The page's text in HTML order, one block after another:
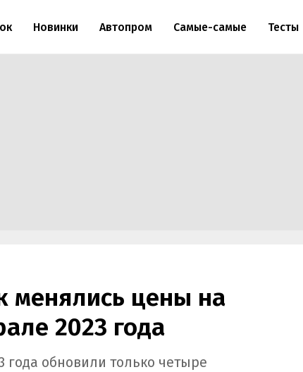
Новинки Автопром Самые-самые Тесты
менялись цены на
2023 года
обновили только четыре